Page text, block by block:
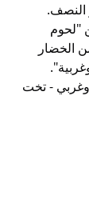
النصف.
"لحوم
الخضار
وغربي - تخت